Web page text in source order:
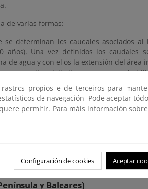
de varias formas:
determinan los caudales asociados al
años). Una vez definidos los caudales
de agua y con ellos la extensión del área
permiten delimitar zonas con
los dos métodos anteriores, lo
derivación de caudales en el cálculo
Canariasen su sistema oficial REGCAN95.
y Baleares)
propios e de terceiros para
de navegación. Pode aceptar
permitir. Para máis información
Configuración de cookies Aceptar